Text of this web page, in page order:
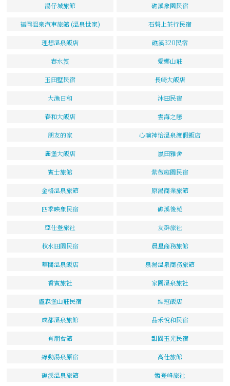
湯仔城旅館 礁溪象園民宿
福岡溫泉汽車旅館 (溫泉世家) 石磐上茶行民宿
理想溫泉飯店 礁溪320民宿
春水笈 愛娜山莊
玉田墅民宿 長崎大飯店
大漁日和 沐田民宿
春和大飯店 雲海之戀
朋友的家 心曠神怡溫泉渡假飯店
麗堡大飯店 嵐田雅舍
賓士旅館 紫薇庭園民宿
金格溫泉旅館 原湯商業旅館
四季映象民宿 礁溪後苑
亞仕登旅社 友群旅社
秋水田園民宿 晨星商務旅館
華閣溫泉飯店 泉湯溫泉商務旅館
香賓旅社 家園溫泉旅社
盧森堡山莊民宿 紘冠飯店
成都溫泉旅館 品禾悅和民宿
有朋會館 甜園玉光民宿
綠動湯泉原宿 高仕旅館
礁溪溫泉旅館 媚登峰旅社